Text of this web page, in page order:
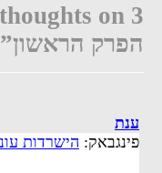
הפרק הראשון”
ענת
פינגבאק: